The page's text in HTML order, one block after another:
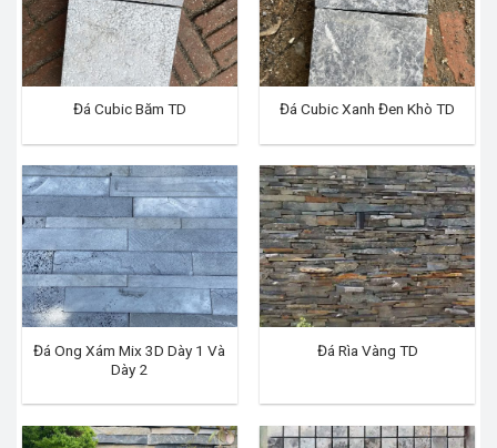
Đá Cubic Băm TD Đá Cubic Xanh Đen Khò TD
Đá Ong Xám Mix 3D Dày 1 Và
Dày 2
Đá Rìa Vàng TD